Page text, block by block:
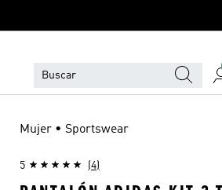
Mujer • Sportswear
5 (4)